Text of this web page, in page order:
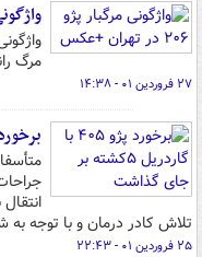
واژگونی
مرگ
۲۷ فروردین ۰۱ - ۱۴:۳۸
برخورد پژو ۴۰۵ با
تلاش کادر درمان و با توجه
۲۵ فروردین ۰۱ - ۲۲:۴۳